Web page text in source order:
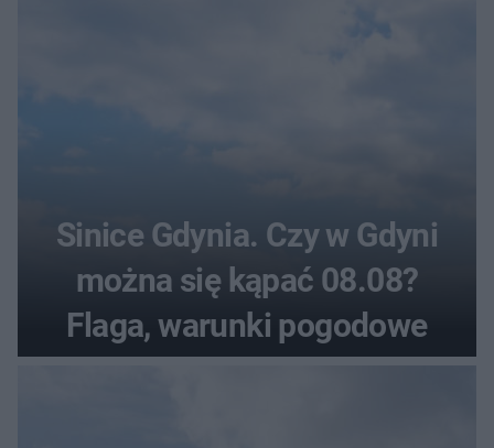
Sinice Gdynia. Czy w Gdyni
można się kąpać 08.08?
Flaga, warunki pogodowe